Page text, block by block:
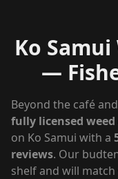
Ko
—
Beyond the café
fully licensed
on Ko Samui with a
reviews. Our
shelf and will